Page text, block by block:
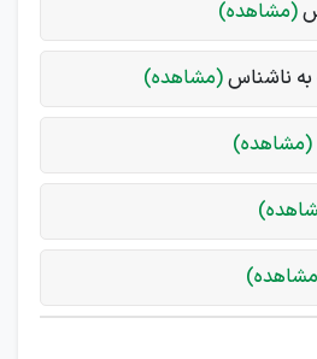
(مشاهده)
ناشناس(مشاهده)
(مشاهده)